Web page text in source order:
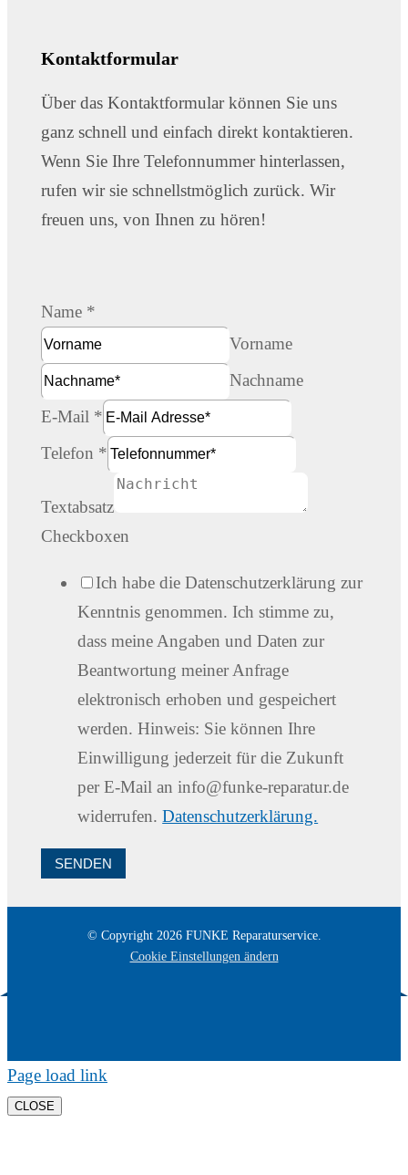
Kontaktformular
Über das Kontaktformular können Sie uns
ganz schnell und einfach direkt kontaktieren.
Wenn Sie Ihre Telefonnummer hinterlassen,
rufen wir sie schnellstmöglich zurück. Wir
freuen uns, von Ihnen zu hören!
Name *
Vorname
Nachname
E-Mail *
Telefon *
Textabsatz
Checkboxen
Ich habe die Datenschutzerklärung zur
Kenntnis genommen. Ich stimme zu,
dass meine Angaben und Daten zur
Beantwortung meiner Anfrage
elektronisch erhoben und gespeichert
werden. Hinweis: Sie können Ihre
Einwilligung jederzeit für die Zukunft
per E-Mail an info@funke-reparatur.de
widerrufen.Datenschutzerklärung.
SENDEN
© Copyright 2026FUNKE Reparaturservice.
Cookie Einstellungen ändern
Page load link
CLOSE